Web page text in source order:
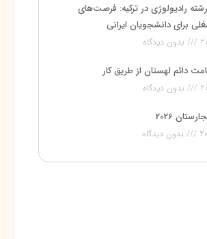
رادیولوژی در ترکیه: فرصت‌های
برای دانشجویان ایرانی
بدون دیدگاه
دائم لهستان از طریق کار
بدون دیدگاه
2026
بدون دیدگاه